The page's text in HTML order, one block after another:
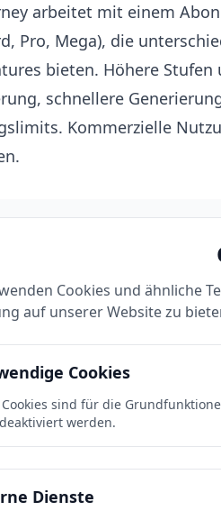
arbeitet mit einem
Pro, Mega), die
bieten. Höhere
schnellere
Kommerzielle
Dienstleistungen
KI-Entwicklung
Cloud-Infrastruktur
Cookies und ähnliche
auf unserer Website zu
Cookies
Cookies sind für die
werden.
Dienste